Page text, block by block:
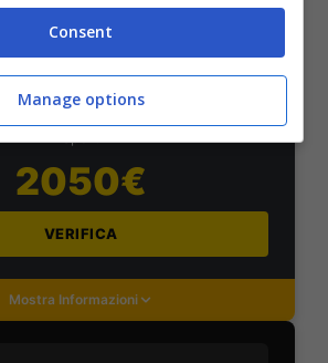
ricevi: 100% fino a 2000€
2050€
VERIFICA
Mostra Informazioni
Consent
Manage options